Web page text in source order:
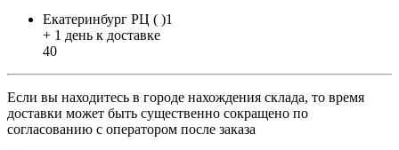
Екатеринбург РЦ ( )1
+ 1 день к доставке
40
Если вы находитесь в городе нахождения склада, то время
доставки может быть существенно сокращено по
согласованию с оператором после заказа